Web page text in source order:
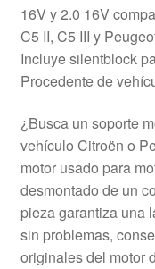
16V y 2.0 16V
C5 II, C5 III y
Incluye silentblock
Procedente de
¿Busca un soporte
vehículo Citroën o
motor usado para
desmontado de un
pieza garantiza una
sin problemas,
originales del motor